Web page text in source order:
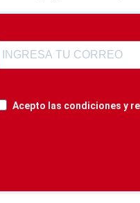
Acepto las condiciones y